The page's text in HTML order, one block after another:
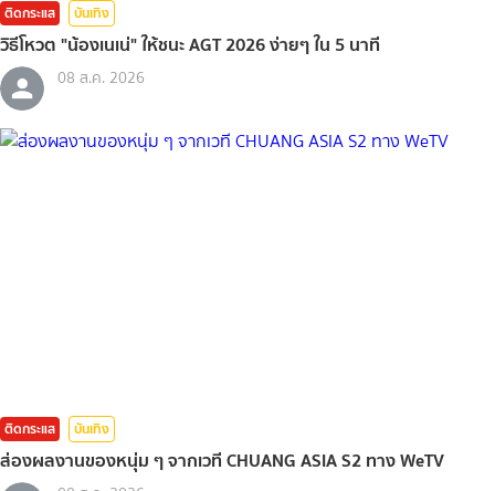
ติดกระแส บันเทิง
วิธีโหวต "น้องเนเน่" ให้ชนะ AGT 2026 ง่ายๆ ใน 5 นาที
08 ส.ค. 2026
ติดกระแส บันเทิง
ส่องผลงานของหนุ่ม ๆ จากเวที CHUANG ASIA S2 ทาง WeTV